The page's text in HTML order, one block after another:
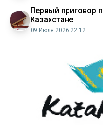
Первый приговор
Казахстане
09 Июля 2026 22:12